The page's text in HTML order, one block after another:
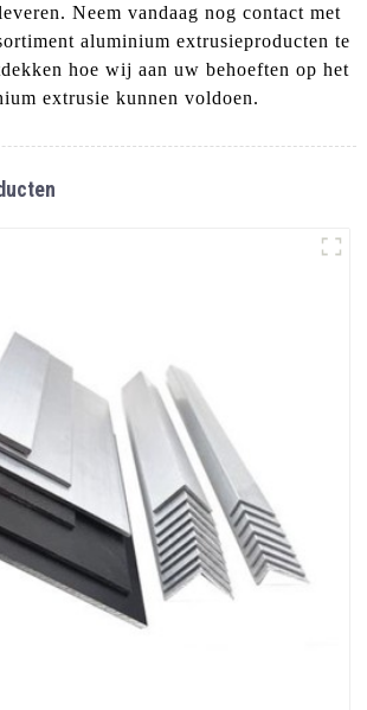
Neem vandaag nog contact met
aluminium extrusieproducten te
hoe wij aan uw behoeften op het
extrusie kunnen voldoen.